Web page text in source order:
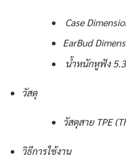
Case
EarBud
น้ำหนักหูฟัง
วัสดุ
วัสดุสาย TPE
วิธีการใช้งาน